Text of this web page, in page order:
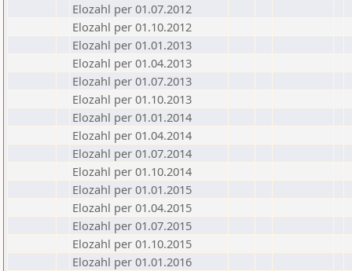
Elozahl per 01.07.2012
Elozahl per 01.10.2012
Elozahl per 01.01.2013
Elozahl per 01.04.2013
Elozahl per 01.07.2013
Elozahl per 01.10.2013
Elozahl per 01.01.2014
Elozahl per 01.04.2014
Elozahl per 01.07.2014
Elozahl per 01.10.2014
Elozahl per 01.01.2015
Elozahl per 01.04.2015
Elozahl per 01.07.2015
Elozahl per 01.10.2015
Elozahl per 01.01.2016